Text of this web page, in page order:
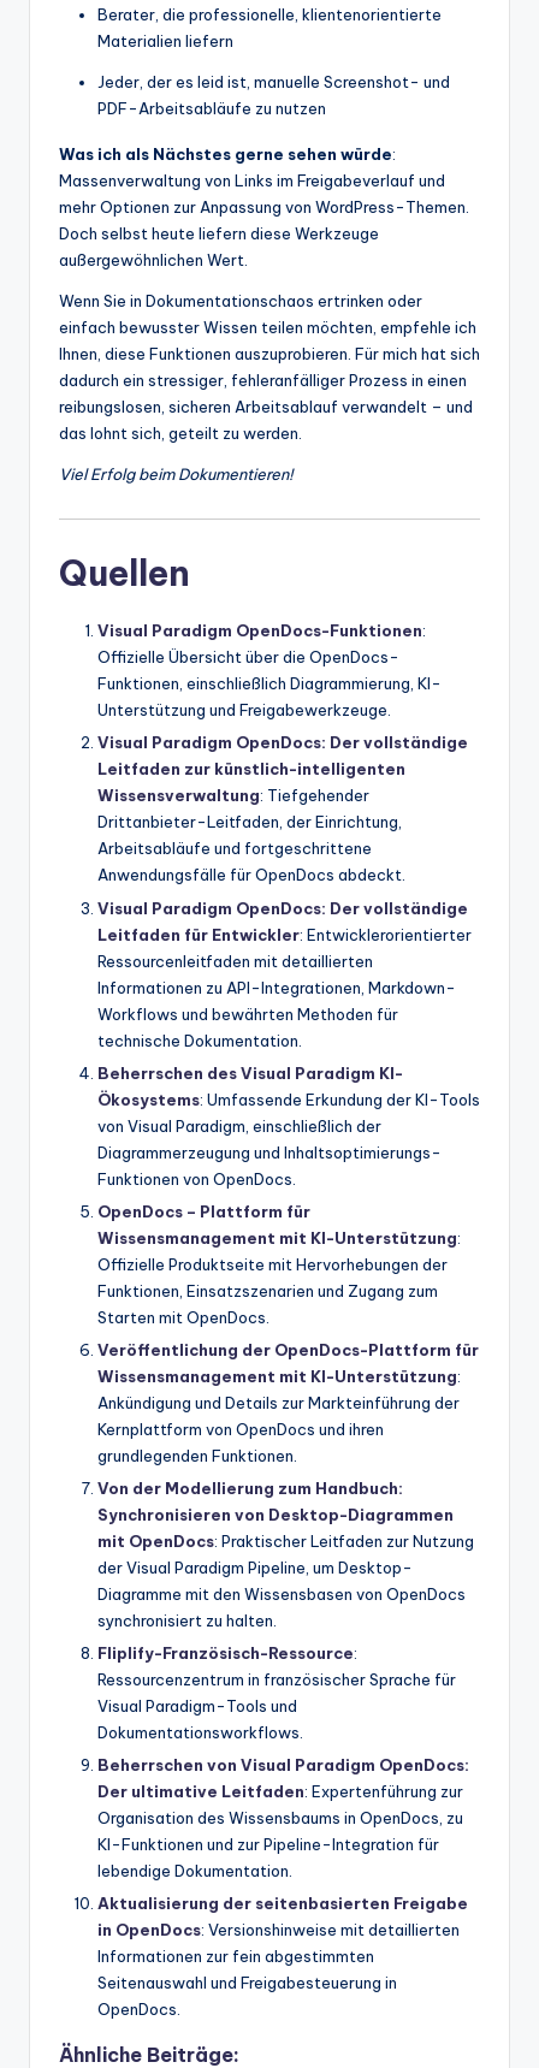
Berater, die professionelle, klientenorientierte
Materialien liefern
Jeder, der es leid ist, manuelle Screenshot- und
PDF-Arbeitsabläufe zu nutzen
Was ich als Nächstes gerne sehen würde:
Massenverwaltung von Links im Freigabeverlauf und
mehr Optionen zur Anpassung von WordPress-Themen.
Doch selbst heute liefern diese Werkzeuge
außergewöhnlichen Wert.
Wenn Sie in Dokumentationschaos ertrinken oder
einfach bewusster Wissen teilen möchten, empfehle ich
Ihnen, diese Funktionen auszuprobieren. Für mich hat sich
dadurch ein stressiger, fehleranfälliger Prozess in einen
reibungslosen, sicheren Arbeitsablauf verwandelt – und
das lohnt sich, geteilt zu werden.
Viel Erfolg beim Dokumentieren!
Quellen
Visual Paradigm OpenDocs-Funktionen:
Offizielle Übersicht über die OpenDocs-
Funktionen, einschließlich Diagrammierung, KI-
Unterstützung und Freigabewerkzeuge.
Visual Paradigm OpenDocs: Der vollständige
Leitfaden zur künstlich-intelligenten
Wissensverwaltung: Tiefgehender
Drittanbieter-Leitfaden, der Einrichtung,
Arbeitsabläufe und fortgeschrittene
Anwendungsfälle für OpenDocs abdeckt.
Visual Paradigm OpenDocs: Der vollständige
Leitfaden für Entwickler: Entwicklerorientierter
Ressourcenleitfaden mit detaillierten
Informationen zu API-Integrationen, Markdown-
Workflows und bewährten Methoden für
technische Dokumentation.
Beherrschen des Visual Paradigm KI-
Ökosystems: Umfassende Erkundung der KI-Tools
von Visual Paradigm, einschließlich der
Diagrammerzeugung und Inhaltsoptimierungs-
Funktionen von OpenDocs.
OpenDocs – Plattform für
Wissensmanagement mit KI-Unterstützung:
Offizielle Produktseite mit Hervorhebungen der
Funktionen, Einsatzszenarien und Zugang zum
Starten mit OpenDocs.
Veröffentlichung der OpenDocs-Plattform für
Wissensmanagement mit KI-Unterstützung:
Ankündigung und Details zur Markteinführung der
Kernplattform von OpenDocs und ihren
grundlegenden Funktionen.
Von der Modellierung zum Handbuch:
Synchronisieren von Desktop-Diagrammen
mit OpenDocs: Praktischer Leitfaden zur Nutzung
der Visual Paradigm Pipeline, um Desktop-
Diagramme mit den Wissensbasen von OpenDocs
synchronisiert zu halten.
Fliplify-Französisch-Ressource:
Ressourcenzentrum in französischer Sprache für
Visual Paradigm-Tools und
Dokumentationsworkflows.
Beherrschen von Visual Paradigm OpenDocs:
Der ultimative Leitfaden: Expertenführung zur
Organisation des Wissensbaums in OpenDocs, zu
KI-Funktionen und zur Pipeline-Integration für
lebendige Dokumentation.
Aktualisierung der seitenbasierten Freigabe
in OpenDocs: Versionshinweise mit detaillierten
Informationen zur fein abgestimmten
Seitenauswahl und Freigabesteuerung in
OpenDocs.
Ähnliche Beiträge: